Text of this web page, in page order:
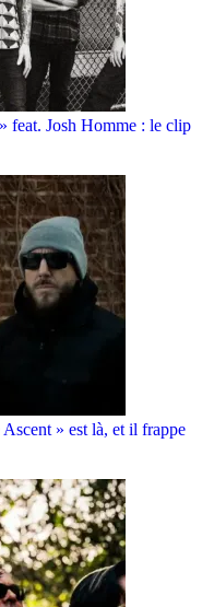
feat. Josh Homme : le clip
» est là, et il frappe